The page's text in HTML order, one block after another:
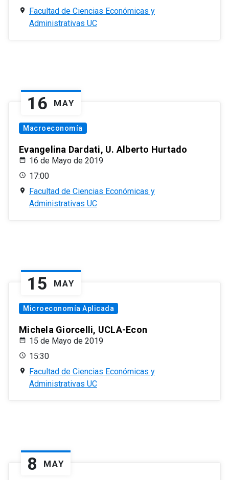
Facultad de Ciencias Económicas y
Administrativas UC
16 MAY
Macroeconomía
Evangelina Dardati, U. Alberto Hurtado
16 de Mayo de 2019
17:00
Facultad de Ciencias Económicas y
Administrativas UC
15 MAY
Microeconomía Aplicada
Michela Giorcelli, UCLA-Econ
15 de Mayo de 2019
15:30
Facultad de Ciencias Económicas y
Administrativas UC
8 MAY